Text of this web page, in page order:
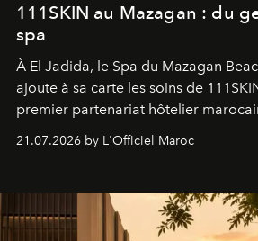
111SKIN au Mazagan : du
spa
À El Jadida, le Spa du Mazagan
ajoute à sa carte les soins de
premier partenariat hôtelier
londonien et construite depuis
21.07.2026 by L'Officiel Maroc